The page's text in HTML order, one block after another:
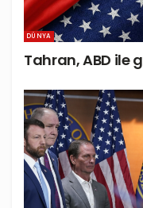
DÜNYA
Tahran, ABD ile